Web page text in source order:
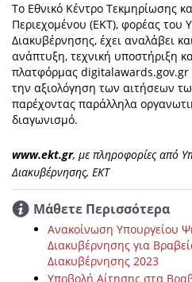
Το Εθνικό Κέντρο Τεκμηρίωσης
Περιεχομένου (ΕΚΤ), φορέας του
Διακυβέρνησης, έχει αναλάβει
ανάπτυξη, τεχνική υποστήριξη
πλατφόρμας digitalawards.gov.gr
την αξιολόγηση των αιτήσεων
παρέχοντας παράλληλα
διαγωνισμό.
www.ekt.gr, με πληροφορίες από
Διακυβέρνησης, ΕΚΤ
Μάθετε Περισσότερα
Ανακοίνωση Υπουργείου
Διακυβέρνησης για
Διακυβέρνησης 2023
Υποβολή Αίτησης στα